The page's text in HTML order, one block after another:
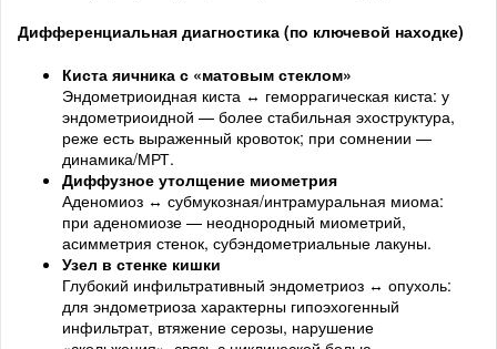
Дифференциальная диагностика (по ключевой находке)
Киста яичника с «матовым стеклом»
Эндометриоидная киста ↔ геморрагическая киста: у
эндометриоидной — более стабильная эхоструктура,
реже есть выраженный кровоток; при сомнении —
динамика/МРТ.
Диффузное утолщение миометрия
Аденомиоз ↔ субмукозная/интрамуральная миома:
при аденомиозе — неоднородный миометрий,
асимметрия стенок, субэндометриальные лакуны.
Узел в стенке кишки
Глубокий инфильтративный эндометриоз ↔ опухоль:
для эндометриоза характерны гипоэхогенный
инфильтрат, втяжение серозы, нарушение